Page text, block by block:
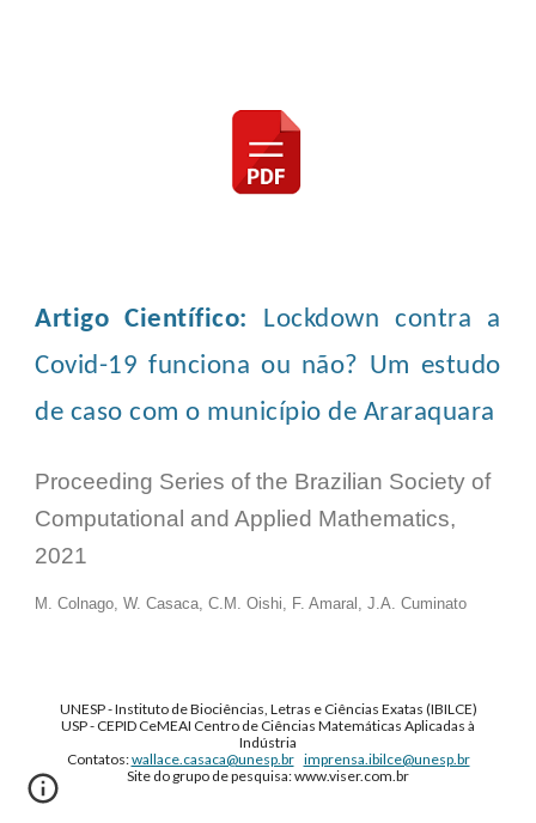
Artigo Científico: Lockdown contra a
Covid-19 funciona ou não? Um estudo
de caso com o município de Araraquara
Proceeding Series of the Brazilian Society of
Computational and Applied Mathematics,
2021
M. Colnago,W. Casaca, C.M. Oishi, F. Amaral, J.A. Cuminato
UNESP - Instituto de Biociências, Letras e Ciências Exatas (IBILCE)
USP - CEPID CeMEAI Centro de Ciências Matemáticas Aplicadas à
Indústria
Contatos:wallace.casaca@unesp.br imprensa.ibilce@unesp.br
Site do grupo de pesquisa: www.viser.com.br